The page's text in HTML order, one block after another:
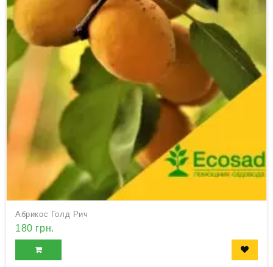
Абрикос Голд Рич
180 грн.